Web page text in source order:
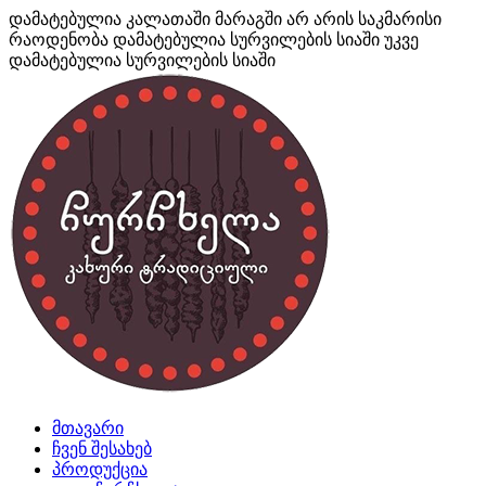
დამატებულია კალათაში მარაგში არ არის საკმარისი
რაოდენობა დამატებულია სურვილების სიაში უკვე
დამატებულია სურვილების სიაში
მთავარი
ჩვენ შესახებ
პროდუქცია